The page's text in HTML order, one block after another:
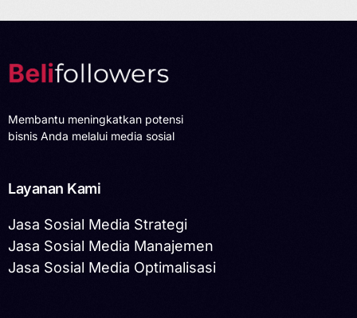
Membantu meningkatkan potensi
bisnis Anda melalui media sosial
Layanan Kami
Jasa Sosial Media Strategi
Jasa Sosial Media Manajemen
Jasa Sosial Media Optimalisasi